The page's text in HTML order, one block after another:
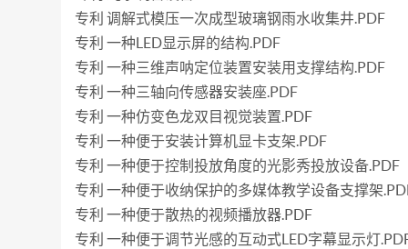
专利 调解式模压一次成型玻璃钢雨水收集井.PDF
专利 一种LED显示屏的结构.PDF
专利 一种三维声呐定位装置安装用支撑结构.PDF
专利 一种三轴向传感器安装座.PDF
专利 一种仿变色龙双目视觉装置.PDF
专利 一种便于安装计算机显卡支架.PDF
专利 一种便于控制投放角度的光影秀投放设备.PDF
专利 一种便于收纳保护的多媒体教学设备支撑架
专利 一种便于散热的视频播放器.PDF
专利 一种便于调节光感的互动式LED字幕显示灯